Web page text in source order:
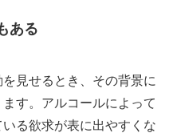
ある
見せるとき、その背景に
す。アルコールによって
る欲求が表に出やすくな